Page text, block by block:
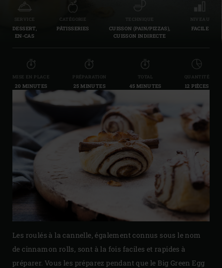
SERVICE
DESSERT,
EN-CAS
CATÉGORIE
PÂTISSERIES
TECHNIQUE
CUISSON (PAIN/PIZZAS),
CUISSON INDIRECTE
NIVEAU
FACILE
MISE EN PLACE
20 MINUTES
PRÉPARATION
25 MINUTES
TOTAL
45 MINUTES
QUANTITÉ
12 PIÈCES
Les roulés à la cannelle, également connus sous le nom
de cinnamon rolls, sont à la fois faciles et rapides à
préparer. Vous les préparez pendant que le Big Green Egg